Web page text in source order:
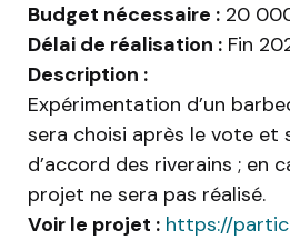
Budget nécessaire : 20
Délai de réalisation : Fin
Description :
Expérimentation d’un
sera choisi après le vote et
d’accord des riverains ; en
projet ne sera pas réalisé.
Voir le projet : https://